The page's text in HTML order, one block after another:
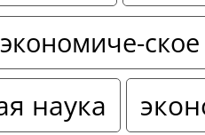
экономиче-
наука